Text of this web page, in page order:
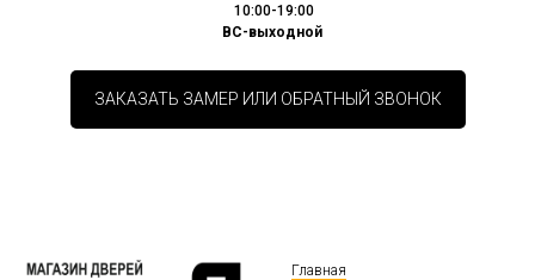
10:00-19:00
ВС-выходной
ЗАКАЗАТЬ ЗАМЕР ИЛИ ОБРАТНЫЙ ЗВОНОК
Главная